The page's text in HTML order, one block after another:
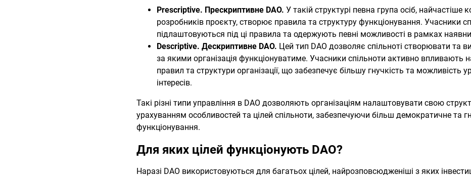
Prescriptive. Прескриптивне DAO. У такій структурі певна група осіб, найчастіше
розробників проєкту, створює правила та структуру функціонування. Учасники
підлаштовуються під ці правила та одержують певні можливості в рамках
Descriptive. Дескриптивне DAO. Цей тип DAO дозволяє спільноті створювати та
за якими організація функціонуватиме. Учасники спільноти активно впливають
правил та структури організації, що забезпечує більшу гнучкість та можливість
інтересів.
Такі різні типи управління в DAO дозволяють організаціям налаштовувати свою
урахуванням особливостей та цілей спільноти, забезпечуючи більш демократичне та
функціонування.
Для яких цілей функціонують DAO?
Наразі DAO використовуються для багатьох цілей, найрозповсюдженіші з яких